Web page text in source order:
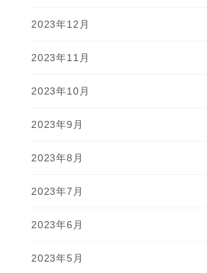
2023年12月
2023年11月
2023年10月
2023年9月
2023年8月
2023年7月
2023年6月
2023年5月